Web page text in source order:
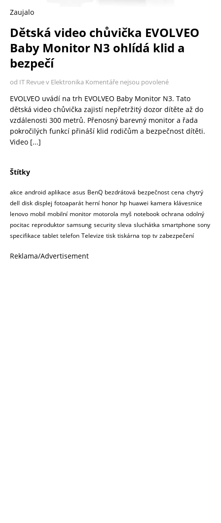
Zaujalo
Dětská video chůvička EVOLVEO
Baby Monitor N3 ohlídá klid a
bezpečí
od IT Revue v Elektronika Komentáře nejsou povolené
EVOLVEO uvádí na trh EVOLVEO Baby Monitor N3. Tato
dětská video chůvička zajistí nepřetržitý dozor dítěte až do
vzdálenosti 300 metrů. Přenosný barevný monitor a řada
pokročilých funkcí přináší klid rodičům a bezpečnost dítěti.
Video [...]
Štítky
akce android aplikace asus BenQ bezdrátová bezpečnost cena chytrý
dell disk displej fotoaparát herní honor hp huawei kamera klávesnice
lenovo mobil mobilní monitor motorola myš notebook ochrana odolný
pocitac reproduktor samsung security sleva sluchátka smartphone sony
specifikace tablet telefon Televize tisk tiskárna top tv zabezpečení
Reklama/Advertisement